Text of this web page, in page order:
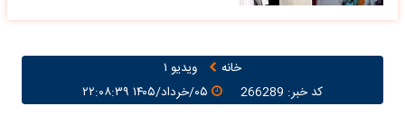
خانه
ویدیو ۱
کد خبر: 266289